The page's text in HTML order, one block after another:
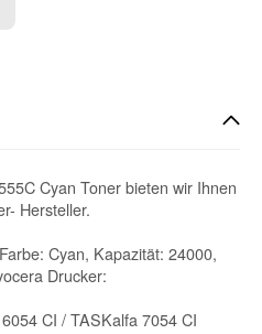
Cyan Toner bieten wir Ihnen
Hersteller.
Cyan, Kapazität: 24000,
Drucker:
CI / TASKalfa 7054 CI